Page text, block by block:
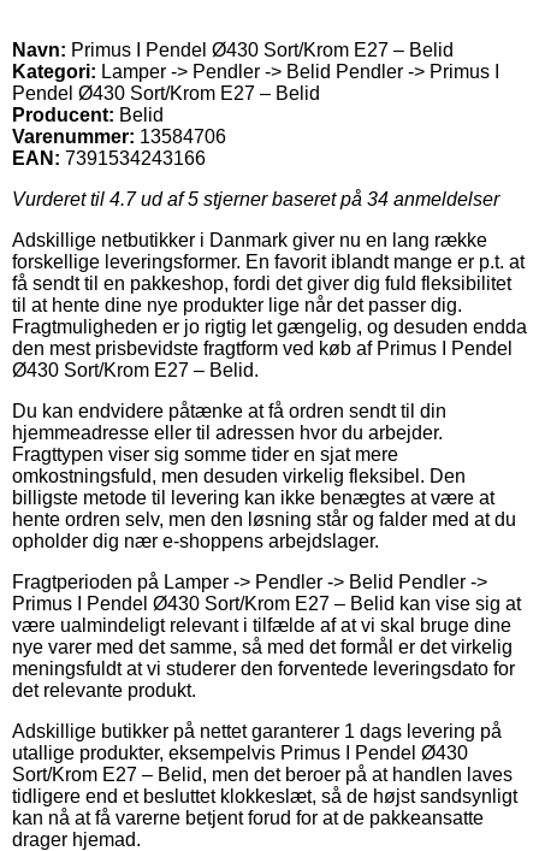
Navn: Primus I Pendel Ø430 Sort/Krom E27 – Belid
Kategori: Lamper -> Pendler -> Belid Pendler -> Primus I
Pendel Ø430 Sort/Krom E27 – Belid
Producent: Belid
Varenummer: 13584706
EAN: 7391534243166
Vurderet til 4.7ud af 5 stjerner baseret på 34 anmeldelser
Adskillige netbutikker i Danmark giver nu en lang række
forskellige leveringsformer. En favorit iblandt mange er p.t. at
få sendt til en pakkeshop, fordi det giver dig fuld fleksibilitet
til at hente dine nye produkter lige når det passer dig.
Fragtmuligheden er jo rigtig let gængelig, og desuden endda
den mest prisbevidste fragtform ved køb af Primus I Pendel
Ø430 Sort/Krom E27 – Belid.
Du kan endvidere påtænke at få ordren sendt til din
hjemmeadresse eller til adressen hvor du arbejder.
Fragttypen viser sig somme tider en sjat mere
omkostningsfuld, men desuden virkelig fleksibel. Den
billigste metode til levering kan ikke benægtes at være at
hente ordren selv, men den løsning står og falder med at du
opholder dig nær e-shoppens arbejdslager.
Fragtperioden på Lamper -> Pendler -> Belid Pendler ->
Primus I Pendel Ø430 Sort/Krom E27 – Belid kan vise sig at
være ualmindeligt relevant i tilfælde af at vi skal bruge dine
nye varer med det samme, så med det formål er det virkelig
meningsfuldt at vi studerer den forventede leveringsdato for
det relevante produkt.
Adskillige butikker på nettet garanterer 1 dags levering på
utallige produkter, eksempelvis Primus I Pendel Ø430
Sort/Krom E27 – Belid, men det beroer på at handlen laves
tidligere end et besluttet klokkeslæt, så de højst sandsynligt
kan nå at få varerne betjent forud for at de pakkeansatte
drager hjemad.